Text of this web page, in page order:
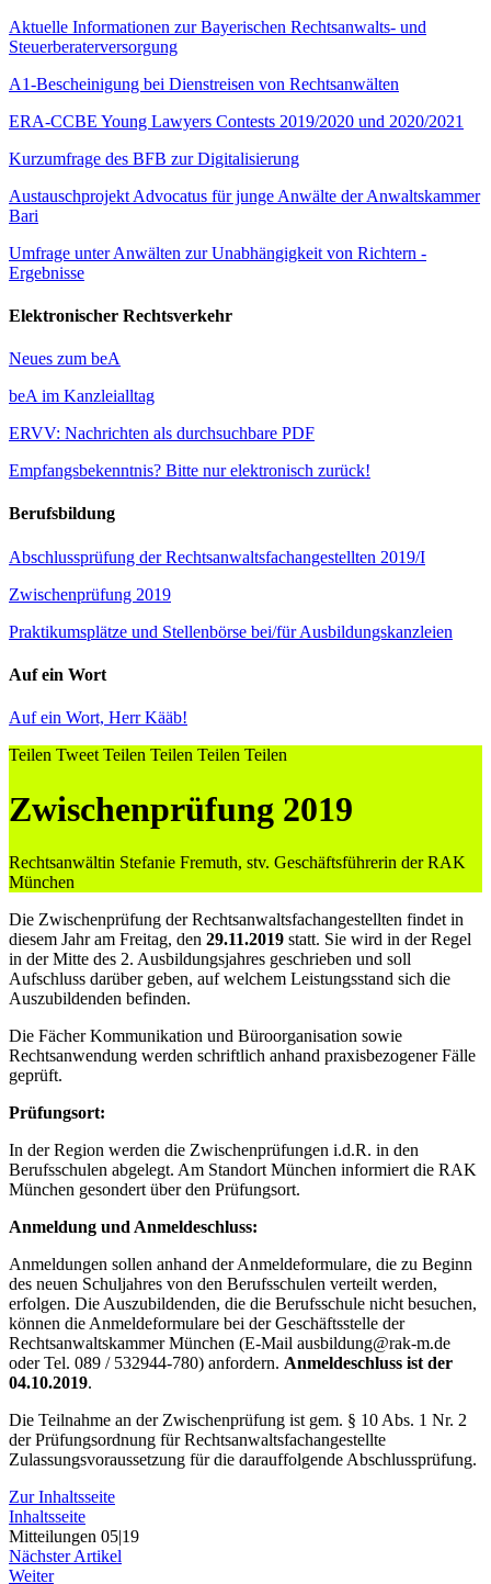
Aktuelle Informationen zur Bayerischen Rechtsanwalts- und
Steuerberaterversorgung
A1-Bescheinigung bei Dienstreisen von Rechtsanwälten
ERA-CCBE Young Lawyers Contests 2019/2020 und 2020/2021
Kurzumfrage des BFB zur Digitalisierung
Austauschprojekt Advocatus für junge Anwälte der Anwaltskammer
Bari
Umfrage unter Anwälten zur Unabhängigkeit von Richtern -
Ergebnisse
Elektronischer Rechtsverkehr
Neues zum beA
beA im Kanzleialltag
ERVV: Nachrichten als durchsuchbare PDF
Empfangsbekenntnis? Bitte nur elektronisch zurück!
Berufsbildung
Abschlussprüfung der Rechtsanwaltsfachangestellten 2019/I
Zwischenprüfung 2019
Praktikumsplätze und Stellenbörse bei/für Ausbildungskanzleien
Auf ein Wort
Auf ein Wort, Herr Kääb!
Teilen Tweet Teilen Teilen Teilen Teilen
Zwischenprüfung 2019
Rechtsanwältin Stefanie Fremuth, stv. Geschäftsführerin der RAK
München
Die Zwischenprüfung der Rechtsanwaltsfachangestellten findet in
diesem Jahr am Freitag, den 29.11.2019 statt. Sie wird in der Regel
in der Mitte des 2. Ausbildungsjahres geschrieben und soll
Aufschluss darüber geben, auf welchem Leistungsstand sich die
Auszubildenden befinden.
Die Fächer Kommunikation und Büroorganisation sowie
Rechtsanwendung werden schriftlich anhand praxisbezogener Fälle
geprüft.
Prüfungsort:
In der Region werden die Zwischenprüfungen i.d.R. in den
Berufsschulen abgelegt. Am Standort München informiert die RAK
München gesondert über den Prüfungsort.
Anmeldung und Anmeldeschluss:
Anmeldungen sollen anhand der Anmeldeformulare, die zu Beginn
des neuen Schuljahres von den Berufsschulen verteilt werden,
erfolgen. Die Auszubildenden, die die Berufsschule nicht besuchen,
können die Anmeldeformulare bei der Geschäftsstelle der
Rechtsanwaltskammer München (E-Mail ausbildung@rak-m.de
oder Tel. 089 / 532944-780) anfordern. Anmeldeschluss ist der
04.10.2019.
Die Teilnahme an der Zwischenprüfung ist gem. § 10 Abs. 1 Nr. 2
der Prüfungsordnung für Rechtsanwaltsfachangestellte
Zulassungsvoraussetzung für die darauffolgende Abschlussprüfung.
Zur Inhaltsseite
Inhaltsseite
Mitteilungen 05|19
Nächster Artikel
Weiter